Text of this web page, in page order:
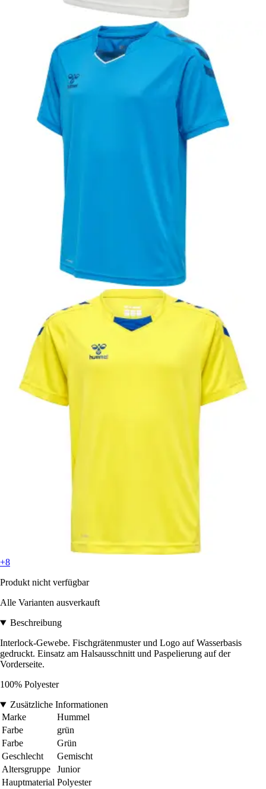
+8
Produkt nicht verfügbar
Alle Varianten ausverkauft
Beschreibung
Interlock-Gewebe. Fischgrätenmuster und Logo auf Wasserbasis
gedruckt. Einsatz am Halsausschnitt und Paspelierung auf der
Vorderseite.
100% Polyester
Zusätzliche Informationen
Marke
Hummel
Farbe
grün
Farbe
Grün
Geschlecht
Gemischt
Altersgruppe
Junior
Hauptmaterial Polyester